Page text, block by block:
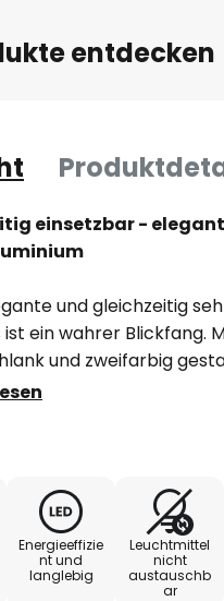
entdecken
einsetzbar -
und gleichzeitig
ist ein wahrer Blickfang.
und zweifarbig
Zustand sehr
sorgen für ein
Stärke des
oder eine helle
auf Fluren, die
Zudem kann sie
Energieeffizie
nt und
langlebig
Leuchtmittel
nicht
austauschb
ar